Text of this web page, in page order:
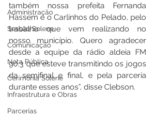
Administração
Sessão Solene
Comunicação
Nota Pública
Cerimônia Solene
Infraestrutura e Obras
Parcerias
também nossa prefeita Fernanda
Hassem e o Carlinhos do Pelado, pelo
trabalho que vem realizando no
nosso município. Quero agradecer
desde a equipe da rádio aldeia FM
90.3 que esteve transmitindo os jogos
da semifinal e final, e pela parceria
durante esses anos”, disse Clebson.